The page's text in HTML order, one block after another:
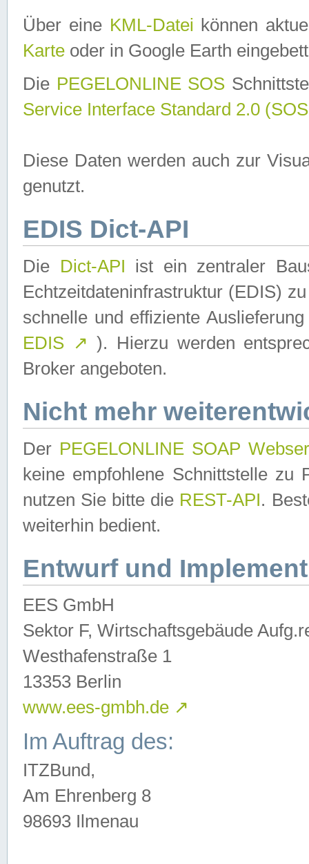
Über eine KML-Datei können
Karte oder in Google Earth
Die PEGELONLINE SOS
Service Interface Standard 2.0
Diese Daten werden auch zur
genutzt.
EDIS Dict-API
Die Dict-API ist ein zentraler
Echtzeitdateninfrastruktur (EDIS)
schnelle und effiziente
EDIS ↗ ). Hierzu werden
Broker angeboten.
Nicht mehr
Der PEGELONLINE SOAP
keine empfohlene Schnittstelle zu
nutzen Sie bitte die REST-API.
weiterhin bedient.
Entwurf und
EES GmbH
Sektor F, Wirtschaftsgebäude
Westhafenstraße 1
13353 Berlin
www.ees-gmbh.de ↗
Im Auftrag des:
ITZBund,
Am Ehrenberg 8
98693 Ilmenau